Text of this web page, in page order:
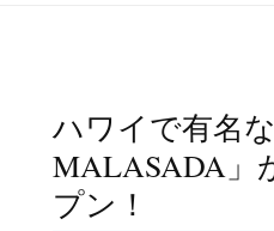
ハワイで有名
MALASADA」
プン！